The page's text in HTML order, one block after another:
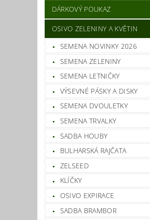
DÁRKOVÝ POUKAZ
OSIVO ZELENINY A KVĚTIN
SEMENA NOVINKY 2026
SEMENA ZELENINY
SEMENA LETNIČKY
VÝSEVNÉ PÁSKY A DISKY
SEMENA DVOULETKY
SEMENA TRVALKY
SADBA HOUBY
BULHARSKÁ RAJČATA
ZELSEED
KLÍČKY
OSIVO EXPIRACE
SADBA BRAMBOR